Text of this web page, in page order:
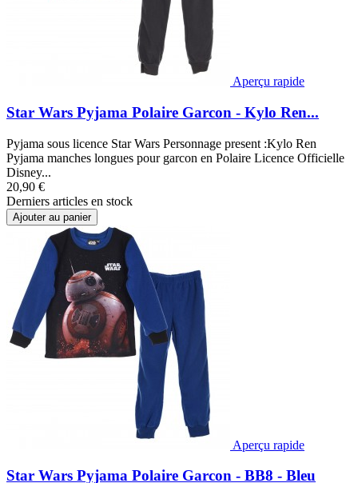
Aperçu rapide
Star Wars Pyjama Polaire Garcon - Kylo Ren...
Pyjama sous licence Star Wars Personnage present :Kylo Ren
Pyjama manches longues pour garcon en Polaire Licence Officielle
Disney...
20,90 €
Derniers articles en stock
Ajouter au panier
Aperçu rapide
Star Wars Pyjama Polaire Garcon - BB8 - Bleu